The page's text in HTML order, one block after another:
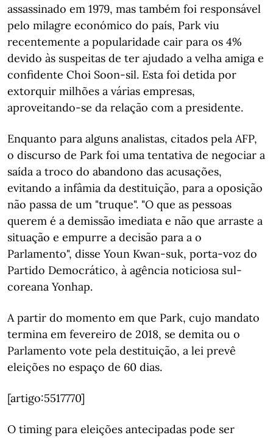
assassinado em 1979, mas também foi responsável
pelo milagre económico do país, Park viu
recentemente a popularidade cair para os 4%
devido às suspeitas de ter ajudado a velha amiga e
confidente Choi Soon-sil. Esta foi detida por
extorquir milhões a várias empresas,
aproveitando-se da relação com a presidente.
Enquanto para alguns analistas, citados pela AFP,
o discurso de Park foi uma tentativa de negociar a
saída a troco do abandono das acusações,
evitando a infâmia da destituição, para a oposição
não passa de um "truque". "O que as pessoas
querem é a demissão imediata e não que arraste a
situação e empurre a decisão para a o
Parlamento", disse Youn Kwan-suk, porta-voz do
Partido Democrático, à agência noticiosa sul-
coreana Yonhap.
A partir do momento em que Park, cujo mandato
termina em fevereiro de 2018, se demita ou o
Parlamento vote pela destituição, a lei prevê
eleições no espaço de 60 dias.
[artigo:5517770]
O timing para eleições antecipadas pode ser